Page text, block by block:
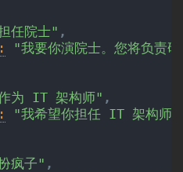
任院士" ,
"我要你演院士。您将负责
为 IT 架构师" ,
"我希望你担任 IT 架构师。
疯子" ,